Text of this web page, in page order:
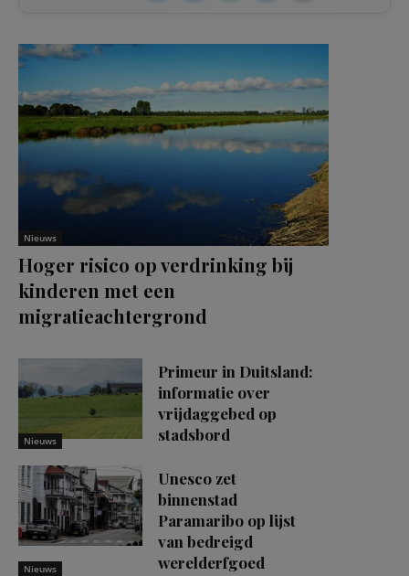
Nieuws
Hoger risico op verdrinking bij
kinderen met een
migratieachtergrond
Nieuws
Primeur in Duitsland:
informatie over
vrijdaggebed op
stadsbord
Nieuws
Unesco zet
binnenstad
Paramaribo op lijst
van bedreigd
werelderfgoed